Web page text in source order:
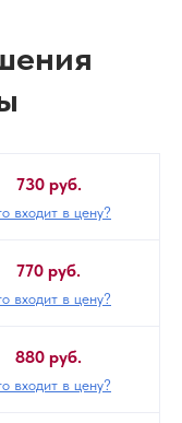
730 руб.
входит в цену?
770 руб.
входит в цену?
880 руб.
входит в цену?